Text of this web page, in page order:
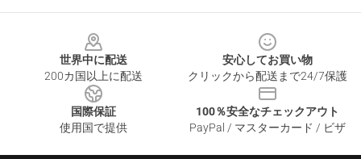
世界中に配送
200カ国以上に配送
安心してお買い物
クリックから配送まで24/7保護
国際保証
使用国で提供
100％安全なチェックアウト
PayPal / マスターカード / ビザ